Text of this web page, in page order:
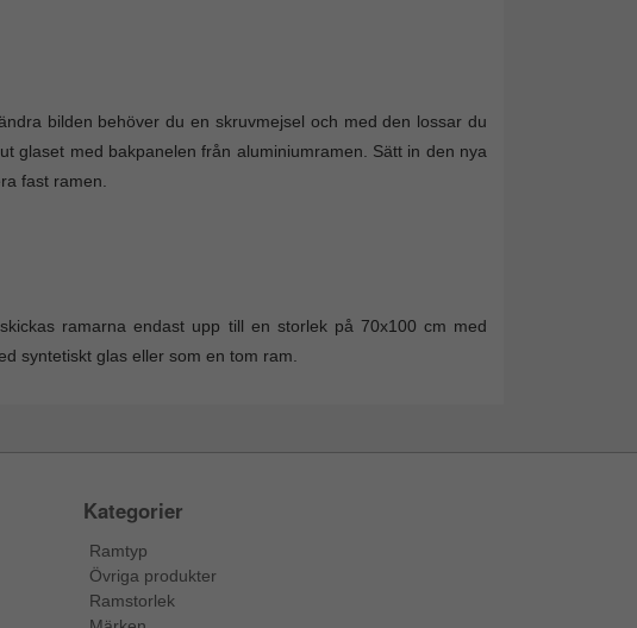
bilden behöver du en skruvmejsel och med den lossar du
glaset med bakpanelen från aluminiumramen. Sätt in den nya
fast ramen.
ramarna endast upp till en storlek på 70x100 cm med
syntetiskt glas eller som en tom ram.
Kategorier
Ramtyp
Övriga produkter
Ramstorlek